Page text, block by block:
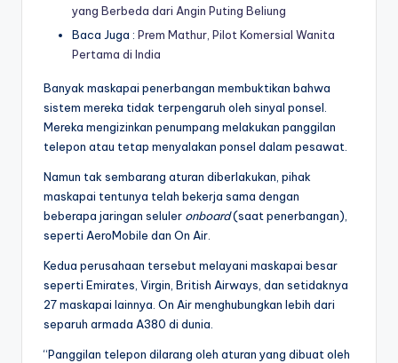
yang Berbeda dari Angin Puting Beliung
Baca Juga : Prem Mathur, Pilot Komersial Wanita
Pertama di India
Banyak maskapai penerbangan membuktikan bahwa
sistem mereka tidak terpengaruh oleh sinyal ponsel.
Mereka mengizinkan penumpang melakukan panggilan
telepon atau tetap menyalakan ponsel dalam pesawat.
Namun tak sembarang aturan diberlakukan, pihak
maskapai tentunya telah bekerja sama dengan
beberapa jaringan seluler onboard(saat penerbangan),
seperti AeroMobile dan On Air.
Kedua perusahaan tersebut melayani maskapai besar
seperti Emirates, Virgin, British Airways, dan setidaknya
27 maskapai lainnya. On Air menghubungkan lebih dari
separuh armada A380 di dunia.
“Panggilan telepon dilarang oleh aturan yang dibuat oleh